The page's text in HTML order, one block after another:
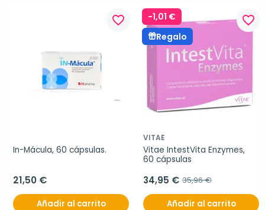
favorite_border
In-Mácula, 60 cápsulas.
21,50 €
Añadir al carrito
-1,01 €
Regalo
favorite_border
VITAE
Vitae IntestVita Enzymes,
60 cápsulas
34,95 € 35,96 €
Añadir al carrito